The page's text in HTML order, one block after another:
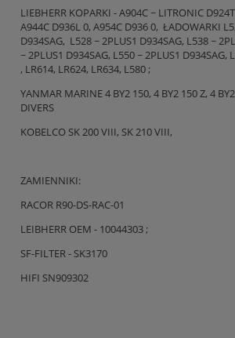
LIEBHERR KOPARKI - A904C ~ LITRONIC
A944C D936L 0, A954C D936 0, ŁADOWARKI
D934SAG, L528 ~ 2PLUS1 D934SAG, L538 ~
~ 2PLUS1 D934SAG, L550 ~ 2PLUS1 D934SAG,
, LR614, LR624, LR634, L580 ;
YANMAR MARINE 4 BY2 150, 4 BY2 150 Z, 4
DIVERS
KOBELCO SK 200 VIII, SK 210 VIII,
ZAMIENNIKI:
RACOR R90-DS-RAC-01
LEIBHERR OEM - 10044303 ;
SF-FILTER - SK3170
HIFI SN909302